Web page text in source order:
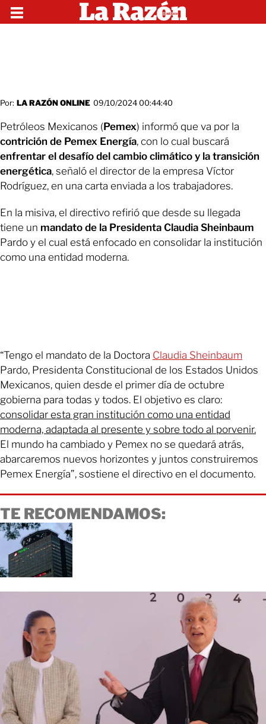
Por: LA RAZÓN ONLINE 09/10/2024 00:44:40
Petróleos Mexicanos (Pemex) informó que va por la
contrición de Pemex Energía, con lo cual buscará
enfrentar el desafío del cambio climático y la transición
energética, señaló el director de la empresa Víctor
Rodríguez, en una carta enviada a los trabajadores.
En la misiva, el directivo refirió que desde su llegada
tiene un mandato de la Presidenta Claudia Sheinbaum
Pardo y el cual está enfocado en consolidar la institución
como una entidad moderna.
“Tengo el mandato de la Doctora Claudia Sheinbaum
Pardo, Presidenta Constitucional de los Estados Unidos
Mexicanos, quien desde el primer día de octubre
gobierna para todas y todos. El objetivo es claro:
consolidar esta gran institución como una entidad
moderna, adaptada al presente y sobre todo al porvenir.
El mundo ha cambiado y Pemex no se quedará atrás,
abarcaremos nuevos horizontes y juntos construiremos
Pemex Energía”, sostiene el directivo en el documento.
TE RECOMENDAMOS: